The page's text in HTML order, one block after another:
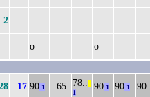
2
о о
17 90 1 ..65 78..
1
90 1 90 1 90